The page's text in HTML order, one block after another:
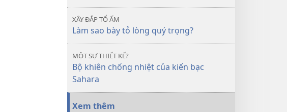
nhân
cách
đối
XÂY ĐẮP TỔ ẤM
Làm sao bày tỏ lòng quý trọng?
MỘT SỰ THIẾT KẾ?
Bộ khiên chống nhiệt của kiến bạc
Sahara
Xem thêm